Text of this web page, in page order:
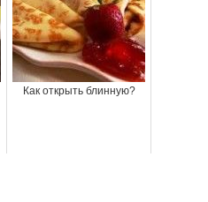
Как открыть блинную?